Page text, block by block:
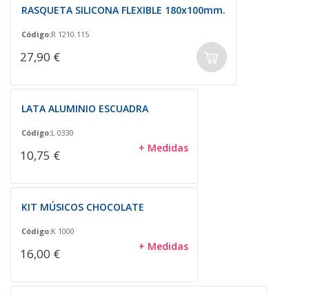
RASQUETA SILICONA FLEXIBLE 180x100mm.
Código:R 1210.115
27,90 €
LATA ALUMINIO ESCUADRA
Código:L 0330
10,75 € + Medidas
KIT MÚSICOS CHOCOLATE
Código:K 1000
16,00 € + Medidas